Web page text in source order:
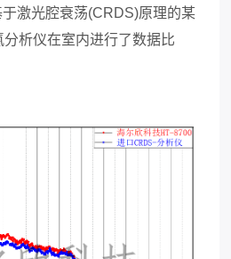
激光腔衰荡(CRDS)原理的某
析仪在室内进行了数据比